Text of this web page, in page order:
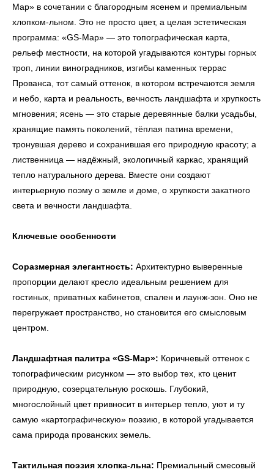
Map» в сочетании с благородным ясенем и премиальным
хлопком-льном. Это не просто цвет, а целая эстетическая
программа: «GS-Map» — это топографическая карта,
рельеф местности, на которой угадываются контуры горных
троп, линии виноградников, изгибы каменных террас
Прованса, тот самый оттенок, в котором встречаются земля
и небо, карта и реальность, вечность ландшафта и хрупкость
мгновения; ясень — это старые деревянные балки усадьбы,
хранящие память поколений, тёплая патина времени,
тронувшая дерево и сохранившая его природную красоту; а
лиственница — надёжный, экологичный каркас, хранящий
тепло натурального дерева. Вместе они создают
интерьерную поэму о земле и доме, о хрупкости закатного
света и вечности ландшафта.
Ключевые особенности
Соразмерная элегантность: Архитектурно выверенные
пропорции делают кресло идеальным решением для
гостиных, приватных кабинетов, спален и лаунж-зон. Оно не
перегружает пространство, но становится его смысловым
центром.
Ландшафтная палитра «GS-Map»: Коричневый оттенок с
топографическим рисунком — это выбор тех, кто ценит
природную, созерцательную роскошь. Глубокий,
многослойный цвет привносит в интерьер тепло, уют и ту
самую «картографическую» поэзию, в которой угадывается
сама природа прованских земель.
Тактильная поэзия хлопка-льна: Премиальный смесовый